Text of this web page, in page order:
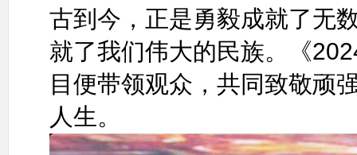
古到今，正是勇毅成就了无
就了我们伟大的民族。《
目便带领观众，共同致敬顽
人生。